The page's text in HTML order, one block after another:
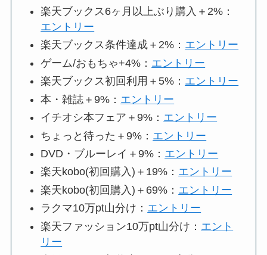
楽天ブックス6ヶ月以上ぶり購入＋2%：
エントリー
楽天ブックス条件達成＋2%： エントリー
ゲーム/おもちゃ+4%： エントリー
楽天ブックス初回利用＋5%： エントリー
本・雑誌＋9%： エントリー
イチオシ本フェア＋9%： エントリー
ちょっと待った＋9%： エントリー
DVD・ブルーレイ＋9%： エントリー
楽天kobo(初回購入)＋19%： エントリー
楽天kobo(初回購入)＋69%： エントリー
ラクマ10万pt山分け： エントリー
楽天ファッション10万pt山分け： エント
リー